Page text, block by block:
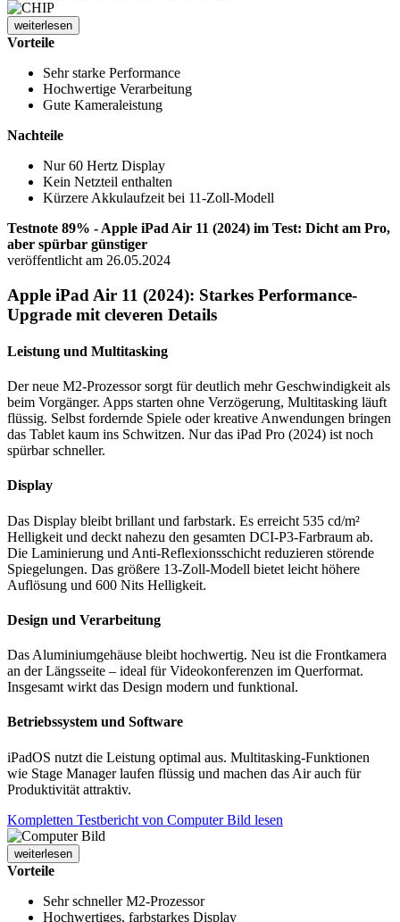
weiterlesen
Vorteile
Sehr starke Performance
Hochwertige Verarbeitung
Gute Kameraleistung
Nachteile
Nur 60 Hertz Display
Kein Netzteil enthalten
Kürzere Akkulaufzeit bei 11-Zoll-Modell
Testnote 89% - Apple iPad Air 11 (2024) im Test: Dicht am Pro,
aber spürbar günstiger
veröffentlicht am 26.05.2024
Apple iPad Air 11 (2024): Starkes Performance-
Upgrade mit cleveren Details
Leistung und Multitasking
Der neue M2-Prozessor sorgt für deutlich mehr Geschwindigkeit als
beim Vorgänger. Apps starten ohne Verzögerung, Multitasking läuft
flüssig. Selbst fordernde Spiele oder kreative Anwendungen bringen
das Tablet kaum ins Schwitzen. Nur das iPad Pro (2024) ist noch
spürbar schneller.
Display
Das Display bleibt brillant und farbstark. Es erreicht 535 cd/m²
Helligkeit und deckt nahezu den gesamten DCI-P3-Farbraum ab.
Die Laminierung und Anti-Reflexionsschicht reduzieren störende
Spiegelungen. Das größere 13-Zoll-Modell bietet leicht höhere
Auflösung und 600 Nits Helligkeit.
Design und Verarbeitung
Das Aluminiumgehäuse bleibt hochwertig. Neu ist die Frontkamera
an der Längsseite – ideal für Videokonferenzen im Querformat.
Insgesamt wirkt das Design modern und funktional.
Betriebssystem und Software
iPadOS nutzt die Leistung optimal aus. Multitasking-Funktionen
wie Stage Manager laufen flüssig und machen das Air auch für
Produktivität attraktiv.
Kompletten Testbericht von Computer Bild lesen
weiterlesen
Vorteile
Sehr schneller M2-Prozessor
Hochwertiges, farbstarkes Display